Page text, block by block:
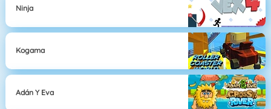
Ninja
Kogama
Adán Y Eva